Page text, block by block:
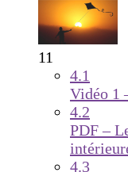
11
4.1
Vidéo 1
4.2
PDF –
4.3